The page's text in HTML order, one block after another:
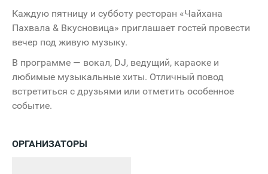
Каждую пятницу и субботу ресторан «Чайхана
Пахвала & Вкусновица» приглашает гостей провести
вечер под живую музыку.
В программе — вокал, DJ, ведущий, караоке и
любимые музыкальные хиты. Отличный повод
встретиться с друзьями или отметить особенное
событие.
ОРГАНИЗАТОРЫ